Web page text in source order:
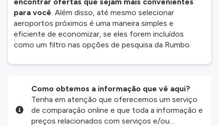
para você. Além disso, até mesmo selecionar
aeroportos próximos é uma maneira simples e
eficiente de economizar, se eles forem incluídos
como um filtro nas opções de pesquisa da Rumbo.
Como obtemos a informação que vê aqui?
Tenha em atenção que oferecemos um serviço
de comparação online e que toda a informação e
preços relacionados com serviços e/ou